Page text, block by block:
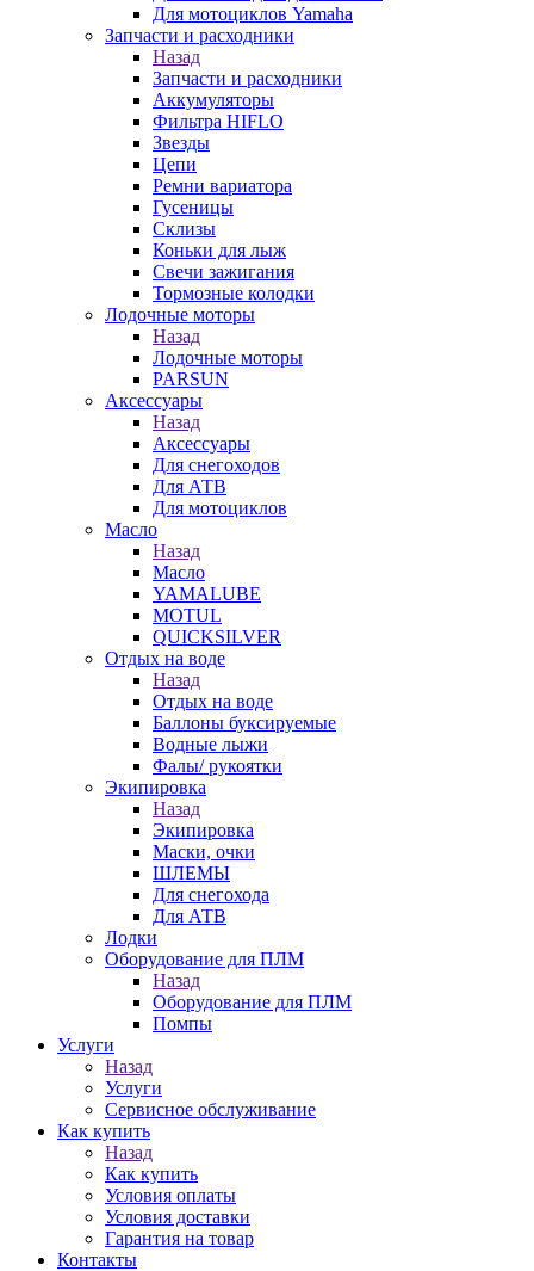
Для мотоциклов Yamaha
Запчасти и расходники
Назад
Запчасти и расходники
Аккумуляторы
Фильтра HIFLO
Звезды
Цепи
Ремни вариатора
Гусеницы
Склизы
Коньки для лыж
Свечи зажигания
Тормозные колодки
Лодочные моторы
Назад
Лодочные моторы
PARSUN
Аксессуары
Назад
Аксессуары
Для снегоходов
Для АТВ
Для мотоциклов
Масло
Назад
Масло
YAMALUBE
MOTUL
QUICKSILVER
Отдых на воде
Назад
Отдых на воде
Баллоны буксируемые
Водные лыжи
Фалы/ рукоятки
Экипировка
Назад
Экипировка
Маски, очки
ШЛЕМЫ
Для снегохода
Для АТВ
Лодки
Оборудование для ПЛМ
Назад
Оборудование для ПЛМ
Помпы
Услуги
Назад
Услуги
Сервисное обслуживание
Как купить
Назад
Как купить
Условия оплаты
Условия доставки
Гарантия на товар
Контакты